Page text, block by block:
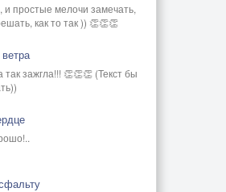
и простые мелочи замечать,
как то так )) 👏👏👏
зажгла!!! 👏👏👏 (Текст бы